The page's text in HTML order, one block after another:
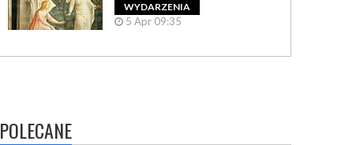
WYDARZENIA
5 Apr 09:35
POLECANE